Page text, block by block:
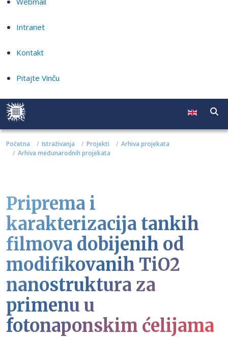
Intranet
Kontakt
Pitajte Vinču
Početna Istraživanja Projekti
Arhiva projekata
Arhiva međunarodnih projekata
Priprema i
karakterizacija tankih
filmova dobijenih od
modifikovanih TiO2
nanostruktura za
primenu u
fotonaponskim ćelijama